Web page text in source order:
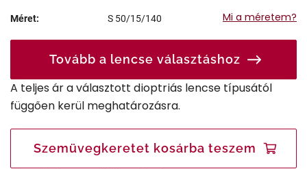
Méret: S 50/15/140 Mi a méretem?
Tovább a lencse választáshoz
A teljes ár a választott dioptriás lencse típusától
függően kerül meghatározásra.
Szemüvegkeretet kosárba teszem